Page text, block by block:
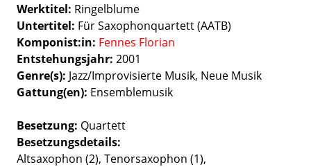
Werktitel Ringelblume
Untertitel Für Saxophonquartett (AATB)
Komponist:in Fennes Florian
Entstehungsjahr 2001
Genre(s) Jazz/Improvisierte Musik Neue Musik
Gattung(en) Ensemblemusik
Besetzung Quartett
Besetzungsdetails
Altsaxophon (2), Tenorsaxophon (1),